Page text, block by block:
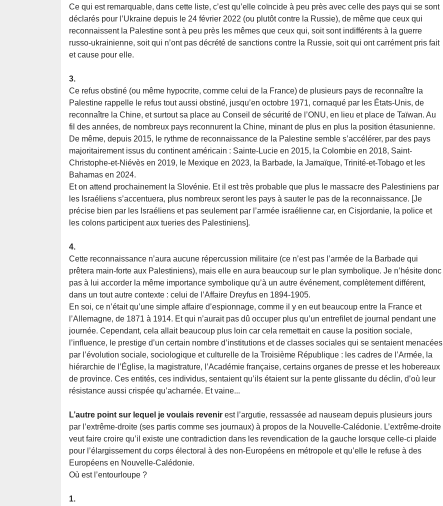
Ce qui est remarquable, dans cette liste, c’est qu’elle coïncide à peu près avec celle des pays qui se sont
déclarés pour l’Ukraine depuis le 24 février 2022 (ou plutôt contre la Russie), de même que ceux qui
reconnaissent la Palestine sont à peu près les mêmes que ceux qui, soit sont indifférents à la guerre
russo-ukrainienne, soit qui n’ont pas décrété de sanctions contre la Russie, soit qui ont carrément pris fait
et cause pour elle.
3.
Ce refus obstiné (ou même hypocrite, comme celui de la France) de plusieurs pays de reconnaître la
Palestine rappelle le refus tout aussi obstiné, jusqu’en octobre 1971, cornaqué par les États-Unis, de
reconnaître la Chine, et surtout sa place au Conseil de sécurité de l’ONU, en lieu et place de Taïwan. Au
fil des années, de nombreux pays reconnurent la Chine, minant de plus en plus la position étasunienne.
De même, depuis 2015, le rythme de reconnaissance de la Palestine semble s’accélérer, par des pays
majoritairement issus du continent américain : Sainte-Lucie en 2015, la Colombie en 2018, Saint-
Christophe-et-Niévès en 2019, le Mexique en 2023, la Barbade, la Jamaïque, Trinité-et-Tobago et les
Bahamas en 2024.
Et on attend prochainement la Slovénie. Et il est très probable que plus le massacre des Palestiniens par
les Israéliens s’accentuera, plus nombreux seront les pays à sauter le pas de la reconnaissance. [Je
précise bien par les Israéliens et pas seulement par l’armée israélienne car, en Cisjordanie, la police et
les colons participent aux tueries des Palestiniens].
4.
Cette reconnaissance n’aura aucune répercussion militaire (ce n’est pas l’armée de la Barbade qui
prêtera main-forte aux Palestiniens), mais elle en aura beaucoup sur le plan symbolique. Je n’hésite donc
pas à lui accorder la même importance symbolique qu’à un autre événement, complètement différent,
dans un tout autre contexte : celui de l’Affaire Dreyfus en 1894-1905.
En soi, ce n’était qu’une simple affaire d’espionnage, comme il y en eut beaucoup entre la France et
l’Allemagne, de 1871 à 1914. Et qui n’aurait pas dû occuper plus qu’un entrefilet de journal pendant une
journée. Cependant, cela allait beaucoup plus loin car cela remettait en cause la position sociale,
l’influence, le prestige d’un certain nombre d’institutions et de classes sociales qui se sentaient menacées
par l’évolution sociale, sociologique et culturelle de la Troisième République : les cadres de l’Armée, la
hiérarchie de l’Église, la magistrature, l’Académie française, certains organes de presse et les hobereaux
de province. Ces entités, ces individus, sentaient qu’ils étaient sur la pente glissante du déclin, d’où leur
résistance aussi crispée qu’acharnée. Et vaine...
L’autre point sur lequel je voulais revenir est l’argutie, ressassée ad nauseam depuis plusieurs jours
par l’extrême-droite (ses partis comme ses journaux) à propos de la Nouvelle-Calédonie. L’extrême-droite
veut faire croire qu’il existe une contradiction dans les revendication de la gauche lorsque celle-ci plaide
pour l’élargissement du corps électoral à des non-Européens en métropole et qu’elle le refuse à des
Européens en Nouvelle-Calédonie.
Où est l’entourloupe ?
1.